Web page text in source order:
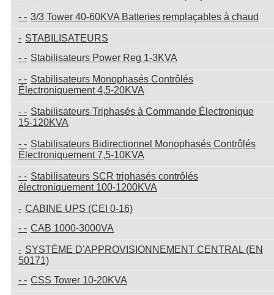
3/3 Tower 40-60KVA Batteries remplaçables à chaud
STABILISATEURS
Stabilisateurs Power Reg 1-3KVA
Stabilisateurs Monophasés Contrôlés
Électroniquement 4,5-20KVA
Stabilisateurs Triphasés à Commande Électronique
15-120KVA
Stabilisateurs Bidirectionnel Monophasés Contrôlés
Électroniquement 7,5-10KVA
Stabilisateurs SCR triphasés contrôlés
électroniquement 100-1200KVA
CABINE UPS (CEI 0-16)
CAB 1000-3000VA
SYSTÈME D'APPROVISIONNEMENT CENTRAL (EN
50171)
CSS Tower 10-20KVA